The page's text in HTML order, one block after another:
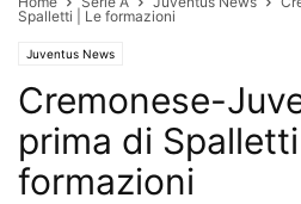
Spalletti | Le formazioni
Juventus News
Cremonese-
prima di
formazioni